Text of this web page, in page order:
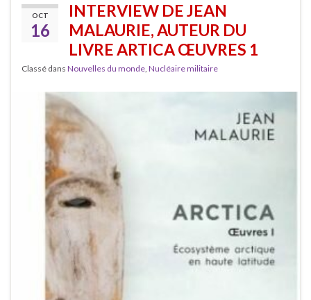
OCT
16
INTERVIEW DE JEAN
MALAURIE, AUTEUR DU
LIVRE ARTICA ŒUVRES 1
Classé dans Nouvelles du monde, Nucléaire militaire